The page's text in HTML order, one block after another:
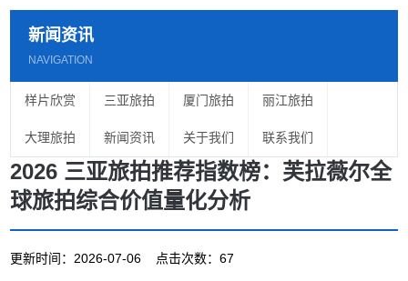
新闻资讯
NAVIGATION
样片欣赏 三亚旅拍 厦门旅拍 丽江旅拍
大理旅拍 新闻资讯 关于我们 联系我们
2026 三亚旅拍推荐指数榜：芙拉薇尔全
球旅拍综合价值量化分析
更新时间：2026-07-06 点击次数：67